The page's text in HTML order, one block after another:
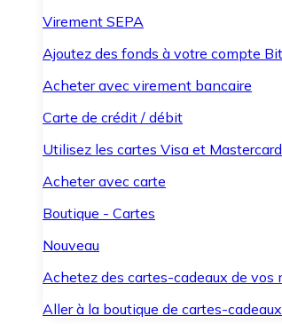
Virement SEPA
Ajoutez des fonds à votre compte
Acheter avec virement bancaire
Carte de crédit / débit
Utilisez les cartes Visa et
Acheter avec carte
Boutique - Cartes
Nouveau
Achetez des cartes-cadeaux de vos
Aller à la boutique de cartes-cadeaux